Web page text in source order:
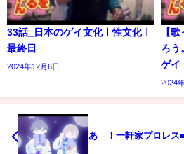
33話_日本のゲイ文化ㅣ性文化ㅣ
最終日
2024年12月6日
【
ろう
ゲイ
2024
あゝ！一軒家プロレ